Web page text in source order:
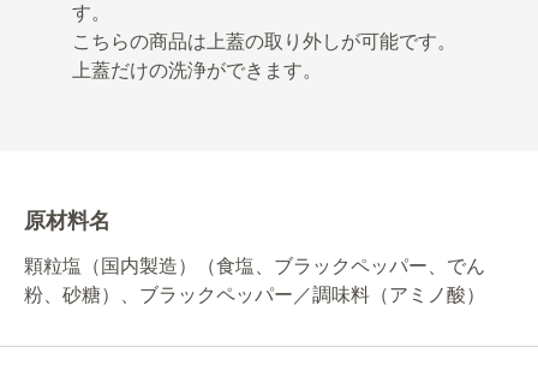
す。
こちらの商品は上蓋の取り外しが可能です。
上蓋だけの洗浄ができます。
原材料名
顆粒塩（国内製造）（食塩、ブラックペッパー、でん
粉、砂糖）、ブラックペッパー／調味料（アミノ酸）